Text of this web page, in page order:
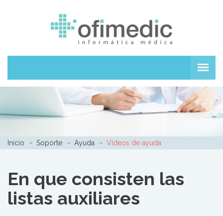
Inicio Soporte Ayuda Vídeos de ayuda
En que consisten las
listas auxiliares